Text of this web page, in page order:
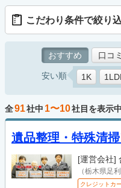
こだわり条件で絞り
おすすめ 口コ
安い順 1K
全91社中 1〜10社目を表示中
遺品整理・特殊清
[運営会社]
（栃木県足
クレジットカ